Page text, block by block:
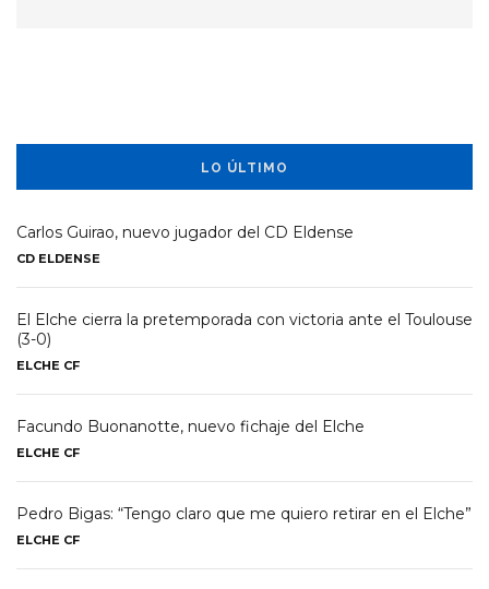
LO ÚLTIMO
Carlos Guirao, nuevo jugador del CD Eldense
CD ELDENSE
El Elche cierra la pretemporada con victoria ante el Toulouse
(3-0)
ELCHE CF
Facundo Buonanotte, nuevo fichaje del Elche
ELCHE CF
Pedro Bigas: “Tengo claro que me quiero retirar en el Elche”
ELCHE CF